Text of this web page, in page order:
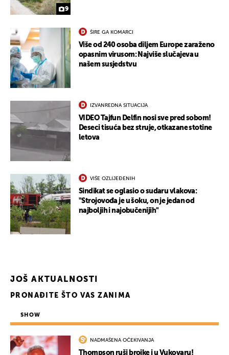
9
ŠIRE GA KOMARCI
Više od 240 osoba diljem Europe zaraženo
opasnim virusom: Najviše slučajeva u
našem susjedstvu
IZVANREDNA SITUACIJA
VIDEO Tajfun Delfin nosi sve pred sobom!
Deseci tisuća bez struje, otkazane stotine
letova
VIŠE OZLIJEĐENIH
Sindikat se oglasio o sudaru vlakova:
"Strojovođa je u šoku, on je jedan od
najboljih i najobučenijih"
JOŠ AKTUALNOSTI
PRONAĐITE ŠTO VAS ZANIMA
SHOW
NADMAŠENA OČEKIVANJA
Thompson ruši brojke i u Vukovaru!